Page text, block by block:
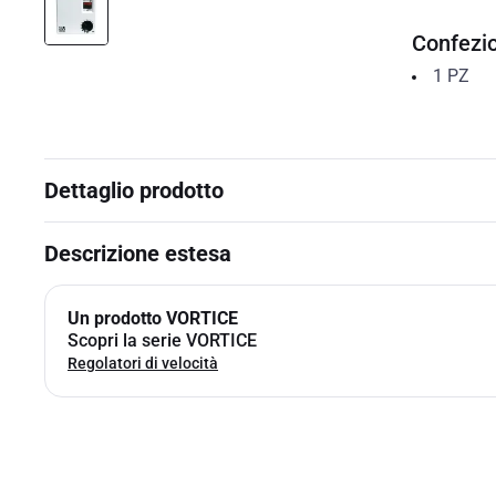
1 PZ
Dettaglio prodotto
Descrizione estesa
Un prodotto VORTICE
Scopri la serie VORTICE
Regolatori di velocità